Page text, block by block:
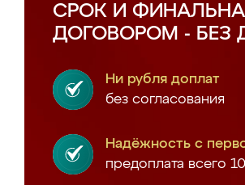
СРОК И
ДОГОВОРОМ - БЕЗ
Ни рубля доплат
без согласования
Надёжность с
предоплата всего